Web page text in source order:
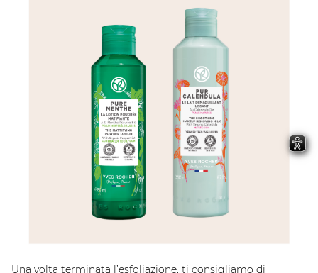
Una volta terminata l’esfoliazione, ti consigliamo di